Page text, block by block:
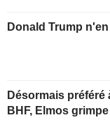
Donald Trump
Désormais préféré
BHF, Elmos grimpe